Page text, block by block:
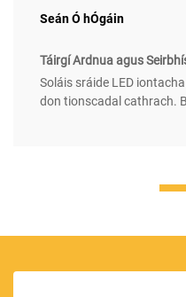
Seán Ó hÓgáin
Táirgí Ardnua agus
Soláis sráide LED
don tionscadal cathrach.